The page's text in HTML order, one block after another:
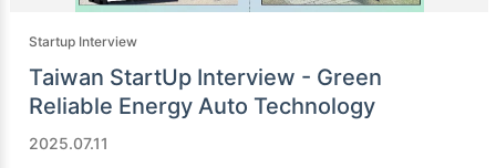
Startup Interview
Taiwan StartUp Interview - Green
Reliable Energy Auto Technology
2025.07.11